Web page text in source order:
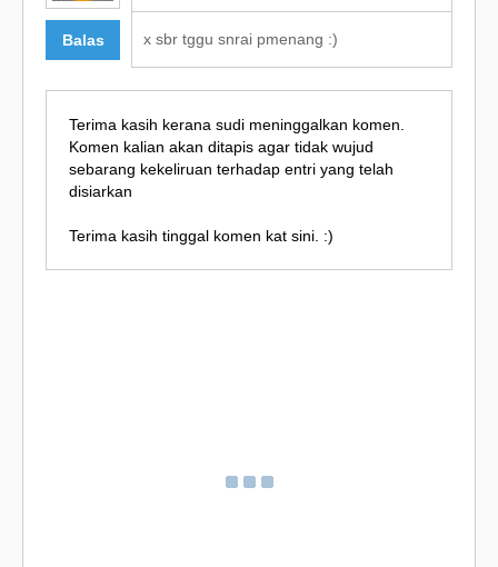
Balas x sbr tggu snrai pmenang :)
Terima kasih kerana sudi meninggalkan komen.
Komen kalian akan ditapis agar tidak wujud
sebarang kekeliruan terhadap entri yang telah
disiarkan
Terima kasih tinggal komen kat sini. :)